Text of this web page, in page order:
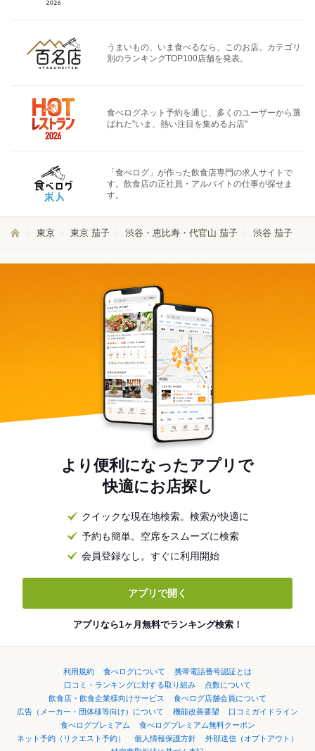
うまいもの、いま食べるなら、このお店。カテゴリ
別のランキングTOP100店舗を発表。
食べログネット予約を通じ、多くのユーザーから選
ばれた"いま、熱い注目を集めるお店"
「食べログ」が作った飲食店専門の求人サイトで
す。飲食店の正社員・アルバイトの仕事が探せま
す。
東京 東京 茄子 渋谷・恵比寿・代官山 茄子 渋谷 茄子
より便利になったアプリで
快適にお店探し
クイックな現在地検索。検索が快適に
予約も簡単。空席をスムーズに検索
会員登録なし。すぐに利用開始
アプリで開く
アプリなら1ヶ月無料でランキング検索！
利用規約 食べログについて
携帯電話番号認証とは
口コミ・ランキングに対する取り組み
点数について
飲食店・飲食企業様向けサービス
食べログ店舗会員について
広告（メーカー・団体様等向け）について
機能改善要望
口コミガイドライン
食べログプレミアム
食べログプレミアム無料クーポン
ネット予約（リクエスト予約）
個人情報保護方針
外部送信（オプトアウト）